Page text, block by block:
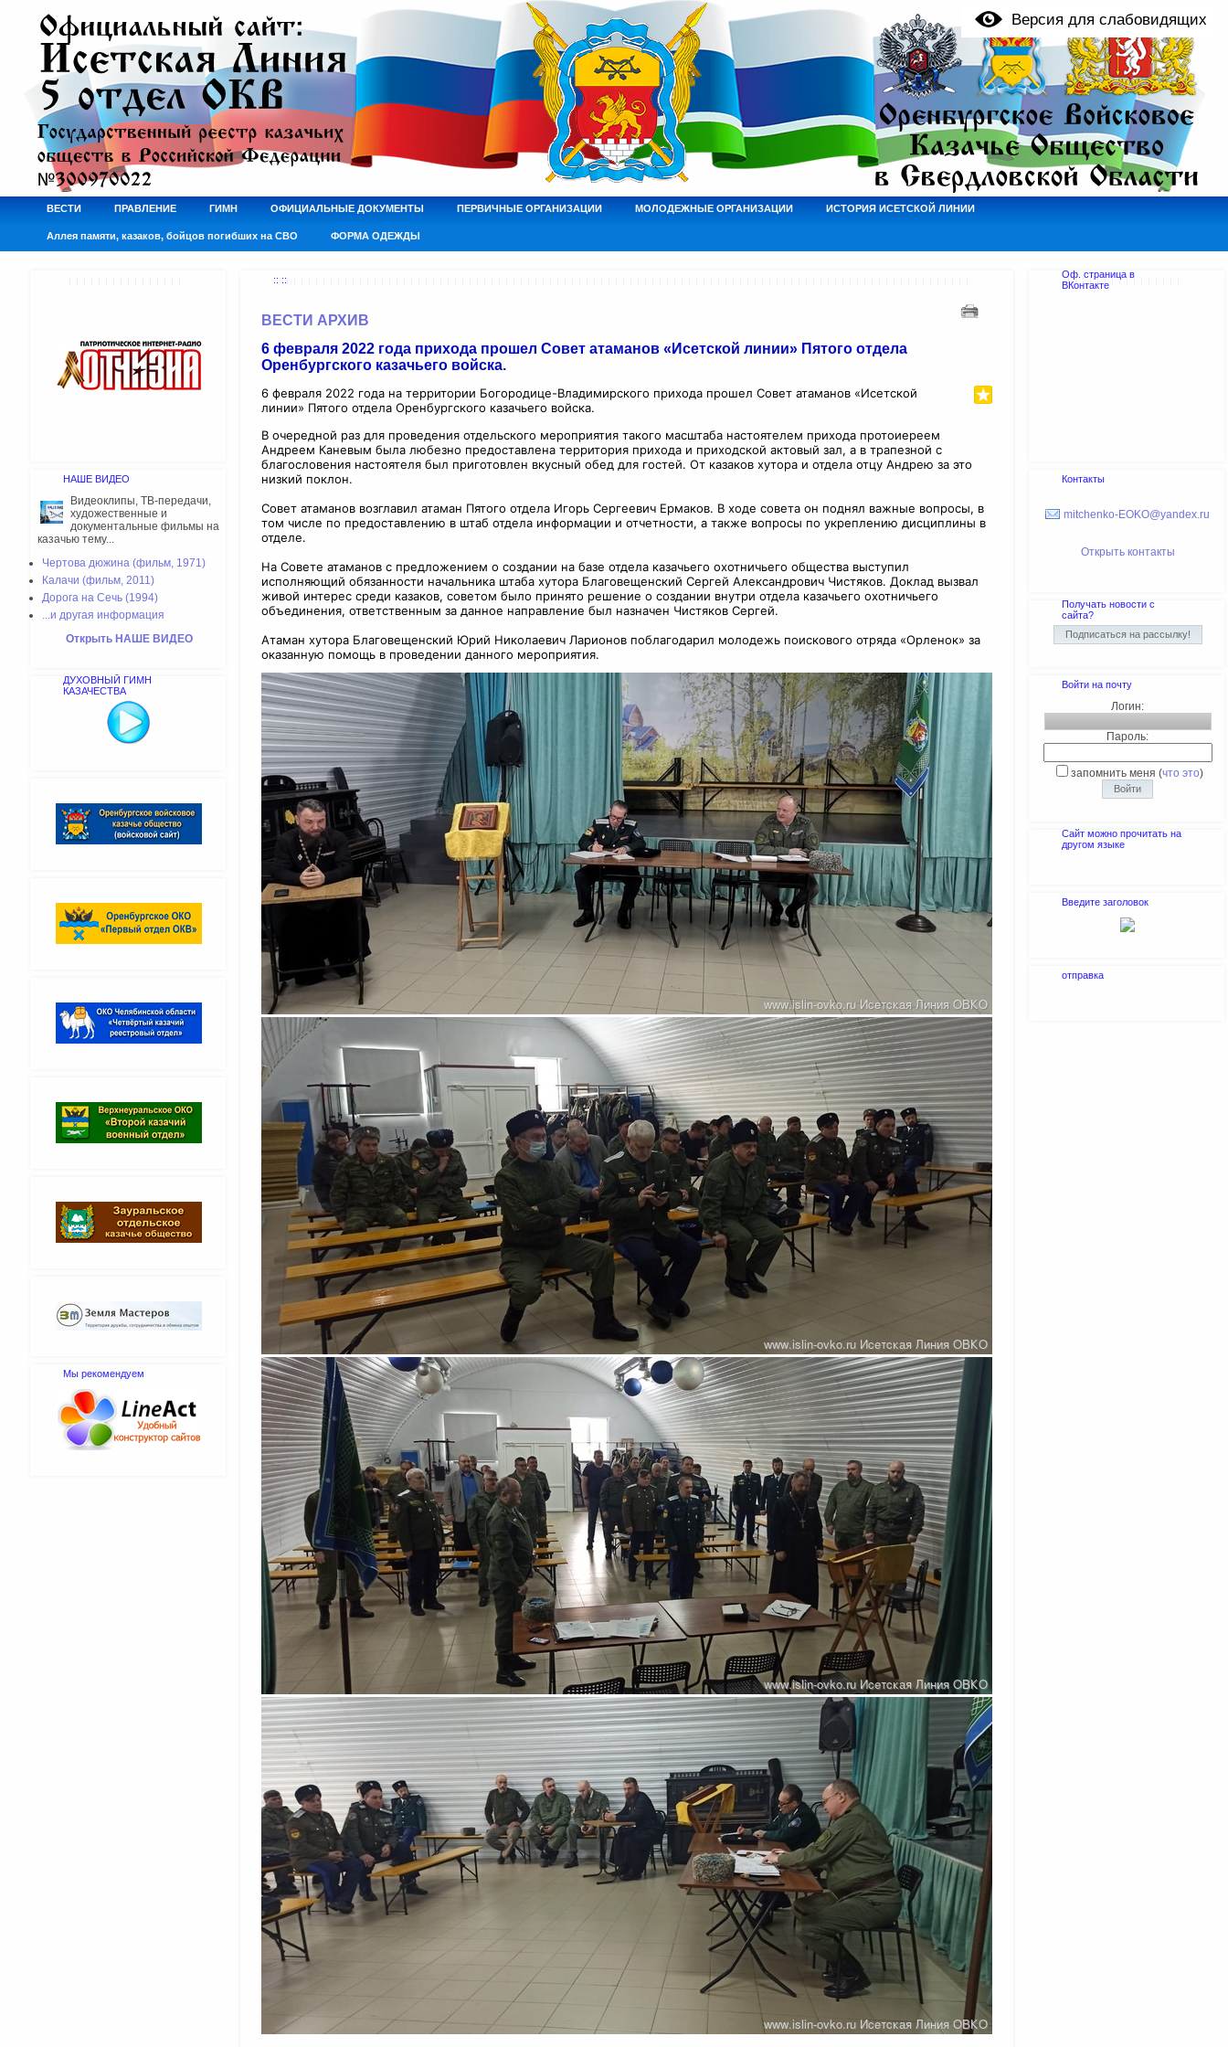
Версия для слабовидящих
ВЕСТИ ПРАВЛЕНИЕ ГИМН ОФИЦИАЛЬНЫЕ ДОКУМЕНТЫ ПЕРВИЧНЫЕ ОРГАНИЗАЦИИ МОЛОДЕЖНЫЕ ОРГАНИЗАЦИИ ИСТОРИЯ ИСЕТСКОЙ ЛИНИИ
Аллея памяти, казаков, бойцов погибших на СВО ФОРМА ОДЕЖДЫ
НАШЕ ВИДЕО
Видеоклипы, ТВ-передачи,
художественные и
документальные фильмы на
казачью тему...
Чертова дюжина (фильм, 1971)
Калачи (фильм, 2011)
Дорога на Сечь (1994)
...и другая информация
Открыть НАШЕ ВИДЕО
ДУХОВНЫЙ ГИМН
КАЗАЧЕСТВА
Мы рекомендуем
:: ::
ВЕСТИ АРХИВ
6 февраля 2022 года прихода прошел Совет атаманов «Исетской линии» Пятого отдела
Оренбургского казачьего войска.
6 февраля 2022 года на территории Богородице-Владимирского прихода прошел Совет атаманов «Исетской
линии» Пятого отдела Оренбургского казачьего войска.
В очередной раз для проведения отдельского мероприятия такого масштаба настоятелем прихода протоиереем
Андреем Каневым была любезно предоставлена территория прихода и приходской актовый зал, а в трапезной с
благословения настоятеля был приготовлен вкусный обед для гостей. От казаков хутора и отдела отцу Андрею за это
низкий поклон.
Совет атаманов возглавил атаман Пятого отдела Игорь Сергеевич Ермаков. В ходе совета он поднял важные вопросы, в
том числе по предоставлению в штаб отдела информации и отчетности, а также вопросы по укреплению дисциплины в
отделе.
На Совете атаманов с предложением о создании на базе отдела казачьего охотничьего общества выступил
исполняющий обязанности начальника штаба хутора Благовещенский Сергей Александрович Чистяков. Доклад вызвал
живой интерес среди казаков, советом было принято решение о создании внутри отдела казачьего охотничьего
объединения, ответственным за данное направление был назначен Чистяков Сергей.
Атаман хутора Благовещенский Юрий Николаевич Ларионов поблагодарил молодежь поискового отряда «Орленок» за
оказанную помощь в проведении данного мероприятия.
Оф. страница в
ВКонтакте
Контакты
mitchenko-EOKO@yandex.ru
Открыть контакты
Получать новости с
сайта?
Войти на почту
Логин:
Пароль:
запомнить меня (что это)
Сайт можно прочитать на
другом языке
Введите заголовок
отправка